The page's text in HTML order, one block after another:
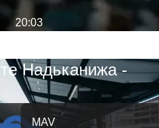
20:03
Надьканижа -
MAV